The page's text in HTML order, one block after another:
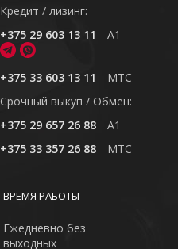
Кредит / лизинг:
+375 29 603 13 11
A1
+375 33 603 13 11
MTC
Cрочный выкуп / Обмен:
+375 29 657 26 88
A1
+375 33 357 26 88
MTC
ВРЕМЯ РАБОТЫ
Ежедневно без
выходных